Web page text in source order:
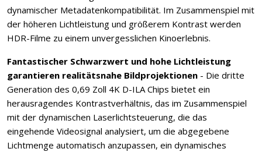
dynamischer Metadatenkompatibilität. Im Zusammenspiel mit
der höheren Lichtleistung und größerem Kontrast werden
HDR-Filme zu einem unvergesslichen Kinoerlebnis.
Fantastischer Schwarzwert und hohe Lichtleistung
garantieren realitätsnahe Bildprojektionen - Die dritte
Generation des 0,69 Zoll 4K D-ILA Chips bietet ein
herausragendes Kontrastverhältnis, das im Zusammenspiel
mit der dynamischen Laserlichtsteuerung, die das
eingehende Videosignal analysiert, um die abgegebene
Lichtmenge automatisch anzupassen, ein dynamisches